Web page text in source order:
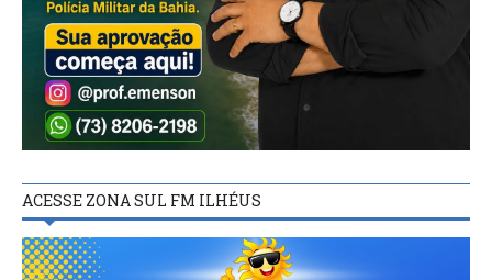
ACESSE ZONA SUL FM ILHÉUS